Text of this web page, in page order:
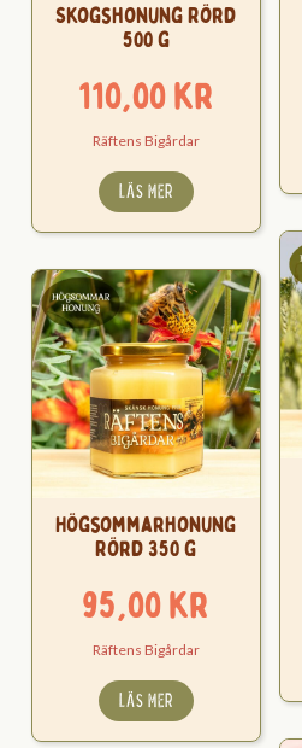
Skogshonung Rörd
500 g
110,00kr
Räftens Bigårdar
LÄS MER
Högsommarhonung
Rörd 350 g
95,00kr
Räftens Bigårdar
LÄS MER